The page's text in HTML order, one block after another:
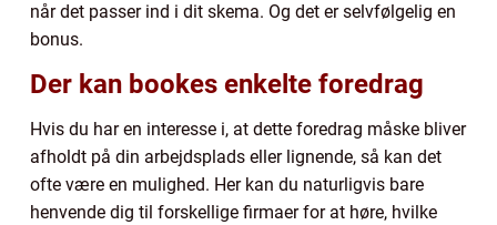
når det passer ind i dit skema. Og det er selvfølgelig en
bonus.
Der kan bookes enkelte foredrag
Hvis du har en interesse i, at dette foredrag måske bliver
afholdt på din arbejdsplads eller lignende, så kan det
ofte være en mulighed. Her kan du naturligvis bare
henvende dig til forskellige firmaer for at høre, hvilke